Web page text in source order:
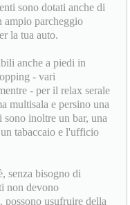
sono dotati anche di
ampio parcheggio
la tua auto.
anche a piedi in
- vari
- per il relax serale
multisala e persino una
sono inoltre un bar, una
tabaccaio e l'ufficio
senza bisogno di
non devono
possono usufruire della